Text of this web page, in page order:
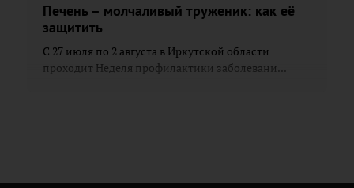
Печень – молчаливый труженик: как её
защитить
С 27 июля по 2 августа в Иркутской области
проходит Неделя профилактики заболевани...